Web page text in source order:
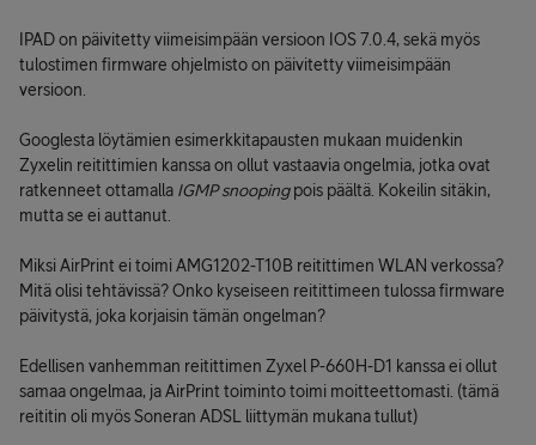
IPAD on päivitetty viimeisimpään versioon IOS 7.0.4, sekä myös
tulostimen firmware ohjelmisto on päivitetty viimeisimpään
versioon.
Googlesta löytämien esimerkkitapausten mukaan muidenkin
Zyxelin reitittimien kanssa on ollut vastaavia ongelmia, jotka ovat
ratkenneet ottamalla IGMP snoopingpois päältä. Kokeilin sitäkin,
mutta se ei auttanut.
Miksi AirPrint ei toimi AMG1202-T10B reitittimen WLAN verkossa?
Mitä olisi tehtävissä? Onko kyseiseen reitittimeen tulossa firmware
päivitystä, joka korjaisin tämän ongelman?
Edellisen vanhemman reitittimen Zyxel P-660H-D1 kanssa ei ollut
samaa ongelmaa, ja AirPrint toiminto toimi moitteettomasti. (tämä
reititin oli myös Soneran ADSL liittymän mukana tullut)